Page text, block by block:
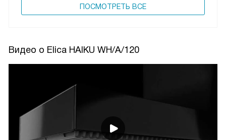
ПОCМОТРЕТЬ ВСЕ
Видео о Elica HAIKU WH/A/120